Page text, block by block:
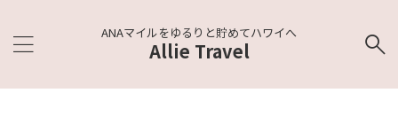
ANAマイルをゆるりと貯めてハワイへ
Allie Travel